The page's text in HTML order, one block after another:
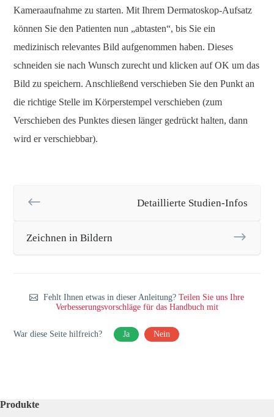
Kameraaufnahme zu starten. Mit Ihrem Dermatoskop-Aufsatz
können Sie den Patienten nun „abtasten“, bis Sie ein
medizinisch relevantes Bild aufgenommen haben. Dieses
schneiden sie nach Wunsch zurecht und klicken auf OK um das
Bild zu speichern. Anschließend verschieben Sie den Punkt an
die richtige Stelle im Körperstempel verschieben (zum
Verschieben des Punktes diesen länger gedrückt halten, dann
wird er verschiebbar).
Detaillierte Studien-Infos
Zeichnen in Bildern
Fehlt Ihnen etwas in dieser Anleitung?Teilen Sie uns Ihre
Verbesserungsvorschläge für das Handbuch mit
War diese Seite hilfreich? Ja Nein
Produkte